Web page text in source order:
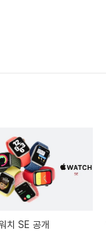
치 SE 공개